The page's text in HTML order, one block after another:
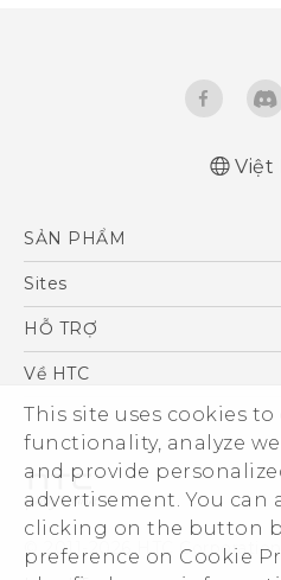
This site uses cookies
functionality, analyze
and provide
advertisement. You can
clicking on the button
preference on Cookie
Việt
SẢN PHẨM
5G
Điện Thoại Thông Minh
VIVE
Sites
HTC Dev
HỖ TRỢ
Trung tâm hỗ trợ
Hỗ trợ bảo hành HTC
Về HTC
ESG
Nhà đầu tư
Làm việc tại HTC
Chính sách bảo mật
Bảo mật sản phẩm
© 2011-2026 HTC Corporation